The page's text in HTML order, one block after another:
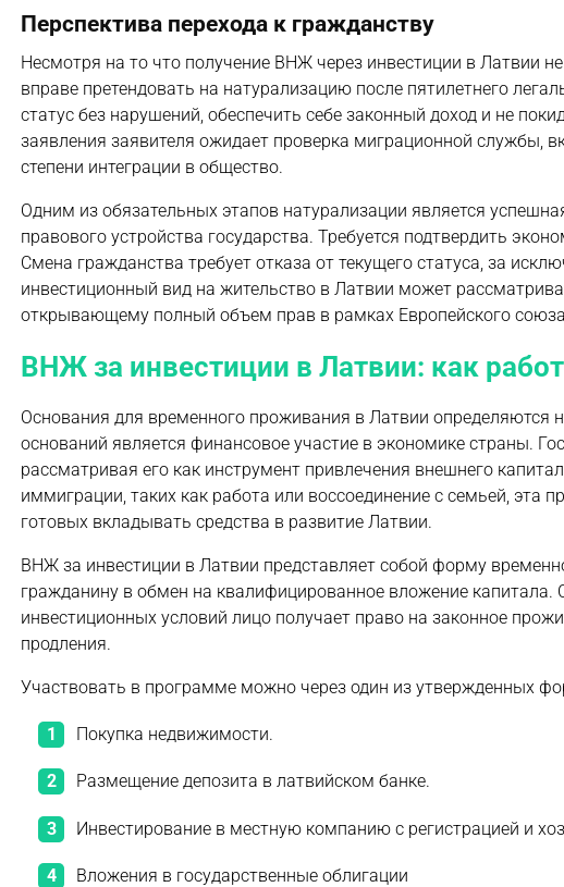
Перспектива перехода к гражданству
Несмотря на то что получение ВНЖ через инвестиции в Латвии
вправе претендовать на натурализацию после пятилетнего
статус без нарушений, обеспечить себе законный доход и не
заявления заявителя ожидает проверка миграционной службы,
степени интеграции в общество.
Одним из обязательных этапов натурализации является
правового устройства государства. Требуется подтвердить
Смена гражданства требует отказа от текущего статуса, за
инвестиционный вид на жительство в Латвии может
открывающему полный объем прав в рамках Европейского
ВНЖ за инвестиции в Латвии: как
Основания для временного проживания в Латвии определяются
оснований является финансовое участие в экономике страны.
рассматривая его как инструмент привлечения внешнего
иммиграции, таких как работа или воссоединение с семьей, эта
готовых вкладывать средства в развитие Латвии.
ВНЖ за инвестиции в Латвии представляет собой форму
гражданину в обмен на квалифицированное вложение
инвестиционных условий лицо получает право на законное
продления.
Участвовать в программе можно через один из утвержденных
Покупка недвижимости.
Размещение депозита в латвийском банке.
Инвестирование в местную компанию с регистрацией и
Вложения в государственные облигации